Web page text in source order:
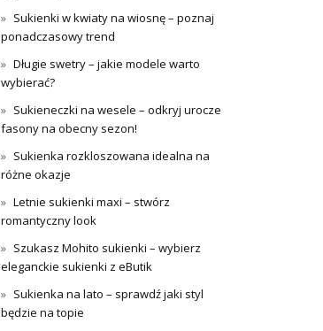
Sukienki w kwiaty na wiosnę – poznaj
ponadczasowy trend
Długie swetry – jakie modele warto
wybierać?
Sukieneczki na wesele – odkryj urocze
fasony na obecny sezon!
Sukienka rozkloszowana idealna na
różne okazje
Letnie sukienki maxi – stwórz
romantyczny look
Szukasz Mohito sukienki – wybierz
eleganckie sukienki z eButik
Sukienka na lato – sprawdź jaki styl
będzie na topie